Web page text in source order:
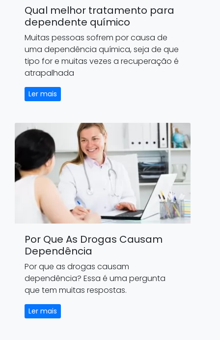
Qual melhor tratamento para
dependente químico
Muitas pessoas sofrem por causa de
uma dependência química, seja de que
tipo for e muitas vezes a recuperação é
atrapalhada
Ler mais
Por Que As Drogas Causam
Dependência
Por que as drogas causam
dependência? Essa é uma pergunta
que tem muitas respostas.
Ler mais